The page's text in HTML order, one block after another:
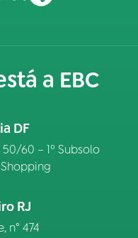
a EBC
DF
60 – 1º Subsolo
RJ
n° 474